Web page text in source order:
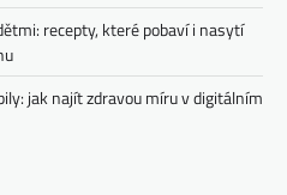
recepty, které pobaví i nasytí
jak najít zdravou míru v digitálním